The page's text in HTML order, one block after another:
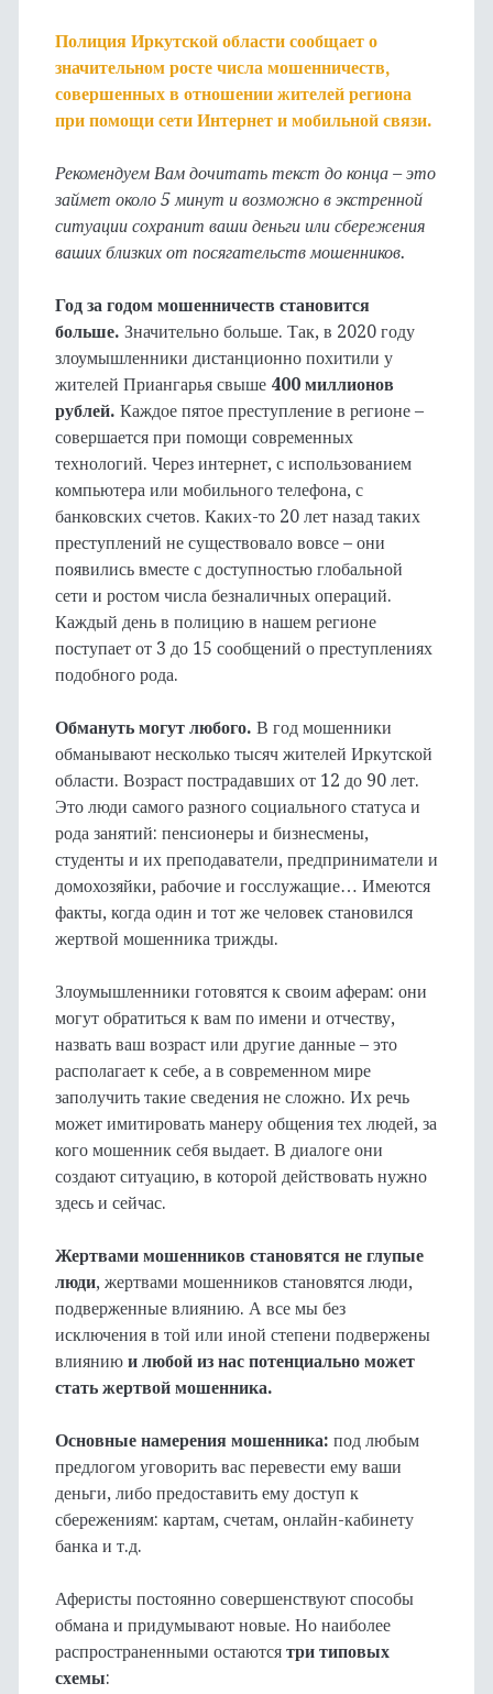
Полиция Иркутской области сообщает о
значительном росте числа мошенничеств,
совершенных в отношении жителей региона
при помощи сети Интернет и мобильной связи.
Рекомендуем Вам дочитать текст до конца – это
займет около 5 минут и возможно в экстренной
ситуации сохранит ваши деньги или сбережения
ваших близких от посягательств мошенников.
Год за годом мошенничеств становится
больше. Значительно больше. Так, в 2020 году
злоумышленники дистанционно похитили у
жителей Приангарья свыше 400 миллионов
рублей. Каждое пятое преступление в регионе –
совершается при помощи современных
технологий. Через интернет, с использованием
компьютера или мобильного телефона, с
банковских счетов. Каких-то 20 лет назад таких
преступлений не существовало вовсе – они
появились вместе с доступностью глобальной
сети и ростом числа безналичных операций.
Каждый день в полицию в нашем регионе
поступает от 3 до 15 сообщений о преступлениях
подобного рода.
Обмануть могут любого. В год мошенники
обманывают несколько тысяч жителей Иркутской
области. Возраст пострадавших от 12 до 90 лет.
Это люди самого разного социального статуса и
рода занятий: пенсионеры и бизнесмены,
студенты и их преподаватели, предприниматели и
домохозяйки, рабочие и госслужащие… Имеются
факты, когда один и тот же человек становился
жертвой мошенника трижды.
Злоумышленники готовятся к своим аферам: они
могут обратиться к вам по имени и отчеству,
назвать ваш возраст или другие данные – это
располагает к себе, а в современном мире
заполучить такие сведения не сложно. Их речь
может имитировать манеру общения тех людей, за
кого мошенник себя выдает. В диалоге они
создают ситуацию, в которой действовать нужно
здесь и сейчас.
Жертвами мошенников становятся не глупые
люди, жертвами мошенников становятся люди,
подверженные влиянию. А все мы без
исключения в той или иной степени подвержены
влиянию и любой из нас потенциально может
стать жертвой мошенника.
Основные намерения мошенника: под любым
предлогом уговорить вас перевести ему ваши
деньги, либо предоставить ему доступ к
сбережениям: картам, счетам, онлайн-кабинету
банка и т.д.
Аферисты постоянно совершенствуют способы
обмана и придумывают новые. Но наиболее
распространенными остаются три типовых
схемы: